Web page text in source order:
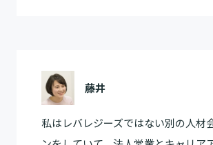
藤井
私はレバレジーズではない別の人材